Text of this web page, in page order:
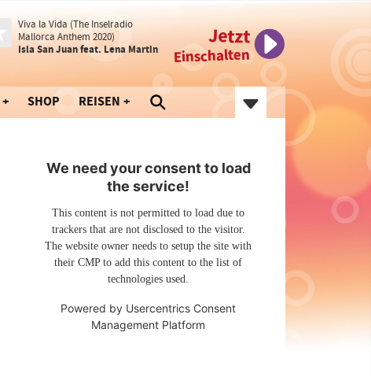
Viva la Vida (The Inselradio
Mallorca Anthem 2020)
Isla San Juan feat. Lena Martin
Jetzt
Einschalten
SHOP REISEN
We need your consent to load
the service!
This content is not permitted to load due to
trackers that are not disclosed to the visitor.
The website owner needs to setup the site with
their CMP to add this content to the list of
technologies used.
Powered by Usercentrics Consent
Management Platform